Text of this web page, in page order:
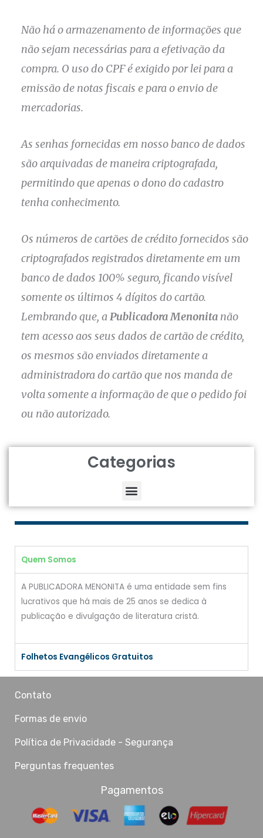
Não há o armazenamento de informações que
não sejam necessárias para a efetivação da
compra. O uso do CPF é exigido por lei para a
emissão de notas fiscais e para o envio de
mercadorias.
As senhas fornecidas em nosso banco de dados
são arquivadas de maneira criptografada,
permitindo que apenas o dono do cadastro
tenha conhecimento.
Os números de cartões de crédito fornecidos são
criptografados registrados diretamente em um
banco de dados 100% seguro, ficando visível
somente os últimos 4 dígitos do cartão.
Lembrando que, aPublicadora Menonita não
tem acesso aos seus dados de cartão de crédito,
os mesmos são enviados diretamente a
administradora do cartão que nos manda de
volta somente a informação de que o pedido foi
ou não autorizado.
Categorias
M
Quem Somos
A PUBLICADORA MENONITA é uma entidade sem fins
lucrativos que há mais de 25 anos se dedica à
publicação e divulgação de literatura cristã.
Folhetos Evangélicos Gratuitos
Contato
Formas de envio
Política de Privacidade - Segurança
Perguntas frequentes
Pagamentos